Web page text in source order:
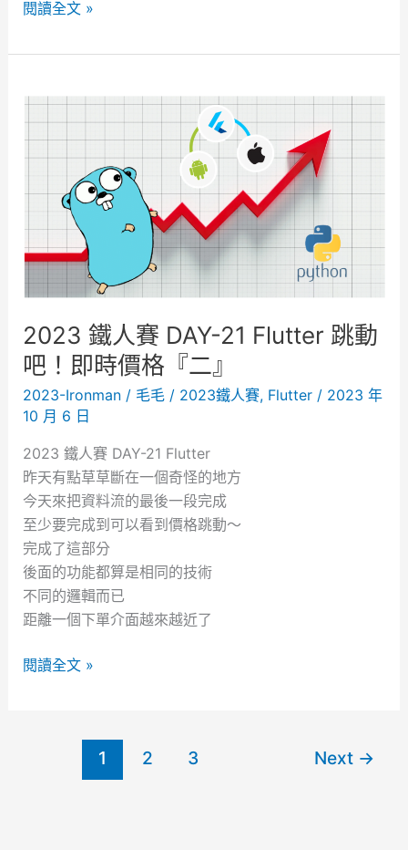
2
2
鐵
人
A
-
2
易
功
能
閱讀全文 »
2023 鐵人賽 DAY-21 Flutter 跳動
吧！即時價格『二』
2023-Ironman/ 毛毛 / 2023鐵人賽, Flutter/ 2023 年
10 月 6 日
2023 鐵人賽 DAY-21 Flutter
昨天有點草草斷在一個奇怪的地方
今天來把資料流的最後一段完成
至少要完成到可以看到價格跳動～
完成了這部分
後面的功能都算是相同的技術
不同的邏輯而已
距離一個下單介面越來越近了
2
閱讀全文 »
1 2 3 Next →